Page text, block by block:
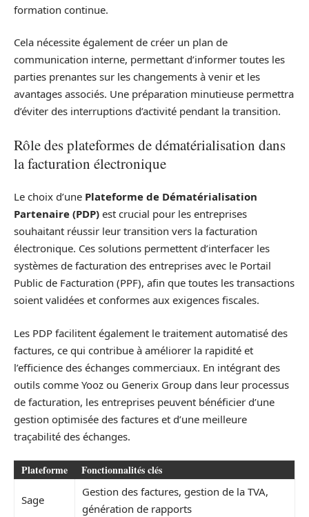
formation continue.
Cela nécessite également de créer un plan de
communication interne, permettant d’informer toutes les
parties prenantes sur les changements à venir et les
avantages associés. Une préparation minutieuse permettra
d’éviter des interruptions d’activité pendant la transition.
Rôle des plateformes de dématérialisation dans
la facturation électronique
Le choix d’une Plateforme de Dématérialisation
Partenaire (PDP) est crucial pour les entreprises
souhaitant réussir leur transition vers la facturation
électronique. Ces solutions permettent d’interfacer les
systèmes de facturation des entreprises avec le Portail
Public de Facturation (PPF), afin que toutes les transactions
soient validées et conformes aux exigences fiscales.
Les PDP facilitent également le traitement automatisé des
factures, ce qui contribue à améliorer la rapidité et
l’efficience des échanges commerciaux. En intégrant des
outils comme Yooz ou Generix Group dans leur processus
de facturation, les entreprises peuvent bénéficier d’une
gestion optimisée des factures et d’une meilleure
traçabilité des échanges.
Plateforme Fonctionnalités clés
Sage
Gestion des factures, gestion de la TVA,
génération de rapports